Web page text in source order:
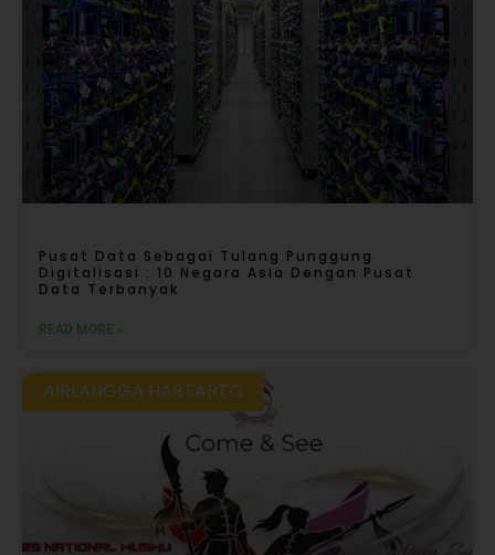
Pusat Data Sebagai Tulang Punggung
Digitalisasi : 10 Negara Asia Dengan Pusat
Data Terbanyak
READ MORE »
AIRLANGGA HARTARTO